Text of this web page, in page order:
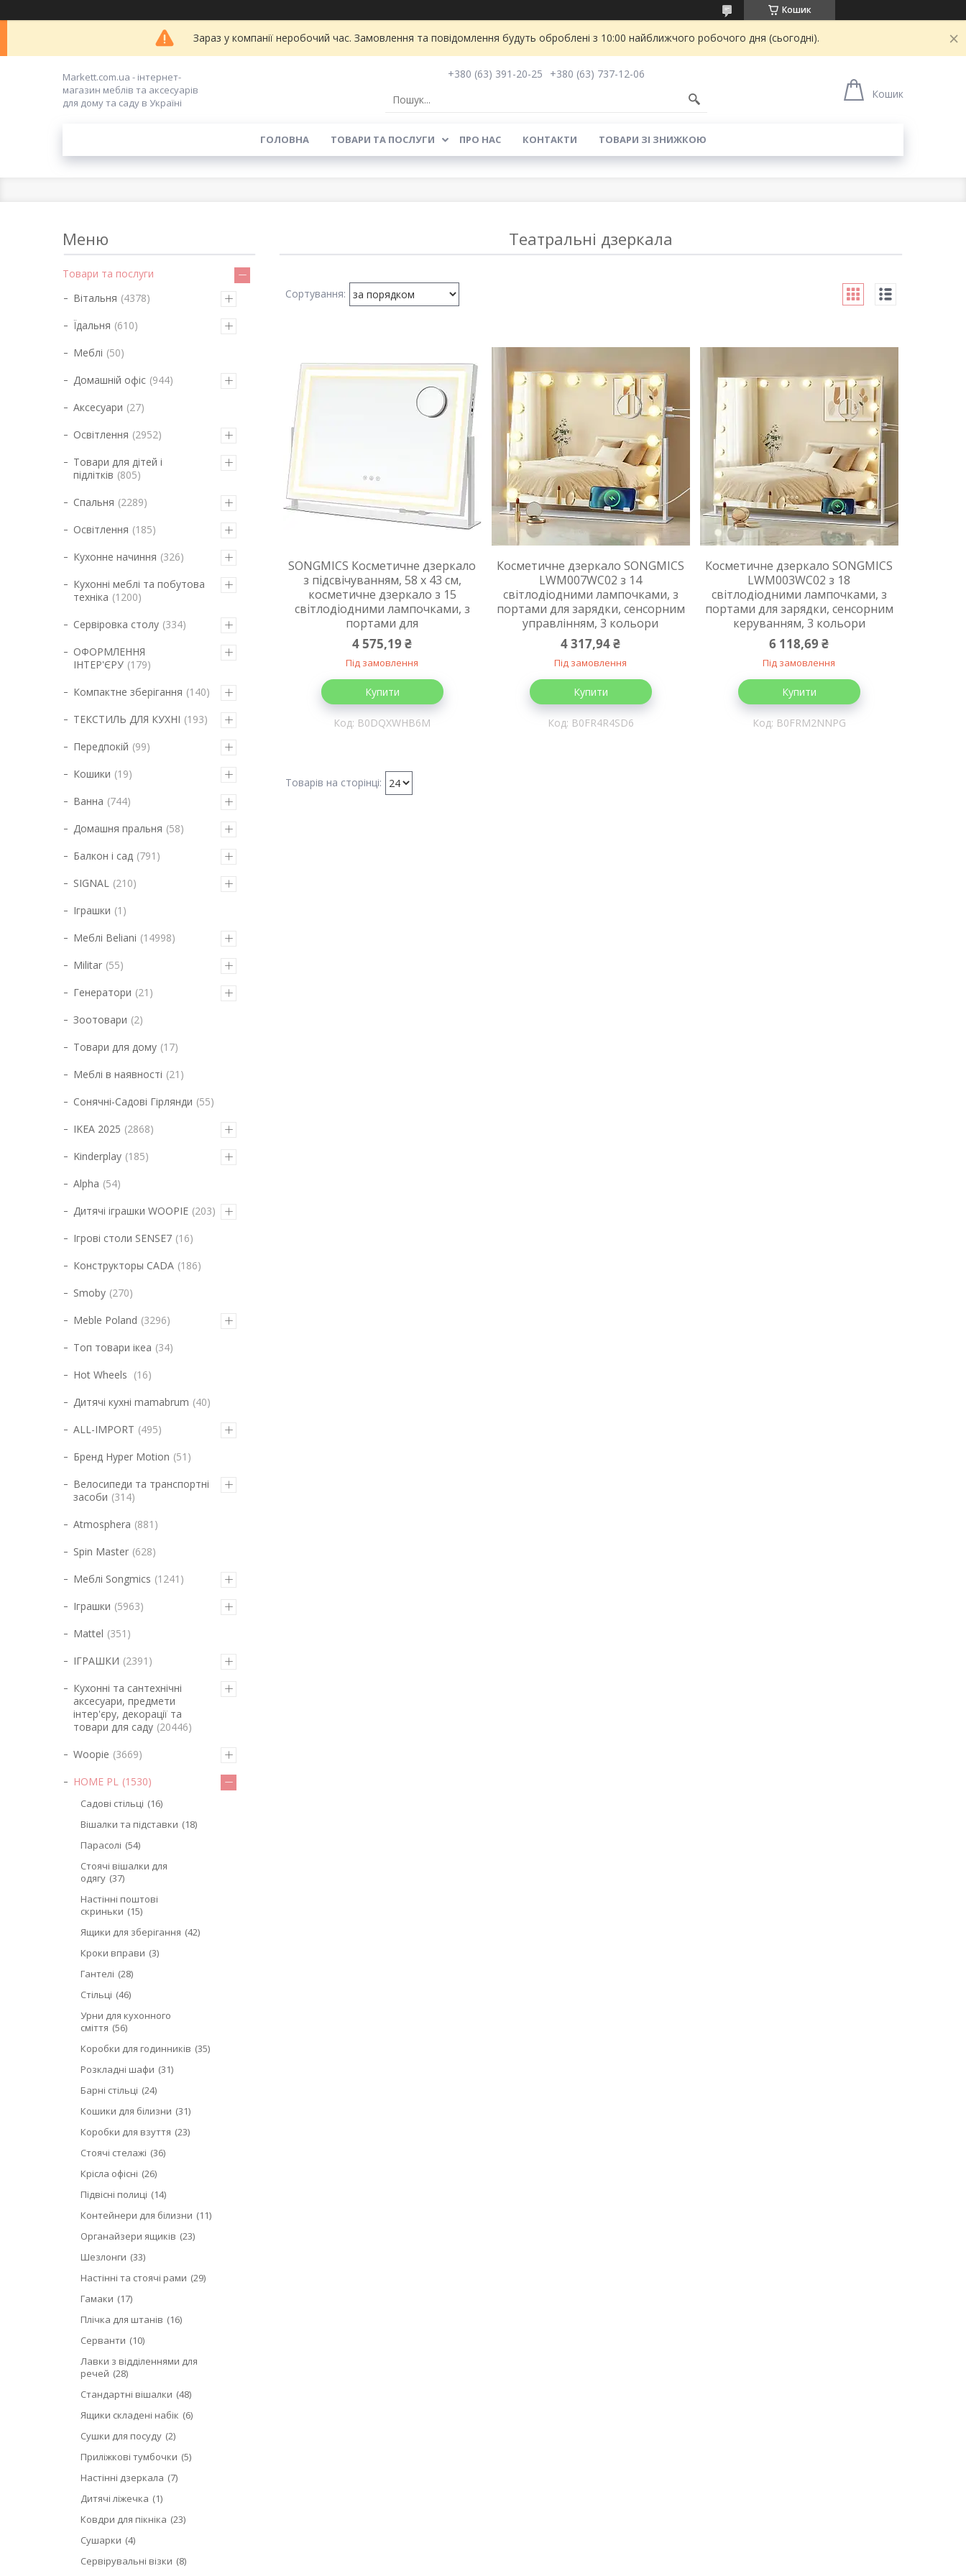
Кошик
Зараз у компанії неробочий час. Замовлення та повідомлення будуть оброблені з 10:00 найближчого робочого дня (сьогодні).
Markett.com.ua - інтернет-
магазин меблів та аксесуарів
для дому та саду в Україні
+380 (63) 391-20-25
+380 (63) 737-12-06
Кошик
ГОЛОВНА ТОВАРИ ТА ПОСЛУГИ ПРО НАС КОНТАКТИ ТОВАРИ ЗІ ЗНИЖКОЮ
Театральні дзеркала
SONGMICS Косметичне дзеркало
з підсвічуванням, 58 х 43 см,
косметичне дзеркало з 15
світлодіодними лампочками, з
портами для
4 575,19 ₴
Під замовлення
Купити
B0DQXWHB6M
Косметичне дзеркало SONGMICS
LWM007WC02 з 14
світлодіодними лампочками, з
портами для зарядки, сенсорним
управлінням, 3 кольори
4 317,94 ₴
Під замовлення
Купити
B0FR4R4SD6
Косметичне дзеркало SONGMICS
LWM003WC02 з 18
світлодіодними лампочками, з
портами для зарядки, сенсорним
керуванням, 3 кольори
6 118,69 ₴
Під замовлення
Купити
B0FRM2NNPG
Товари та послуги
Вітальня 4378
Їдальня 610
Меблі 50
Домашній офіс 944
Аксесуари 27
Освітлення 2952
Товари для дітей і
підлітків 805
Спальня 2289
Освітлення 185
Кухонне начиння 326
Кухонні меблі та побутова
техніка 1200
Сервіровка столу 334
ОФОРМЛЕННЯ
ІНТЕР'ЄРУ 179
Компактне зберігання 140
ТЕКСТИЛЬ ДЛЯ КУХНІ 193
Передпокій 99
Кошики 19
Ванна 744
Домашня пральня 58
Балкон і сад 791
SIGNAL 210
Іграшки 1
Меблі Beliani 14998
Militar 55
Генератори 21
Зоотовари 2
Товари для дому 17
Меблі в наявності 21
Сонячні-Садові Гірлянди 55
IKEA 2025 2868
Kinderplay 185
Alpha 54
Дитячі іграшки WOOPIE 203
Ігрові столи SENSE7 16
Конструкторы CADA 186
Smoby 270
Meble Poland 3296
Топ товари ікеа 34
Hot Wheels
16
Дитячі кухні mamabrum 40
ALL-IMPORT 495
Бренд Hyper Motion 51
Велосипеди та транспортні
засоби 314
Atmosphera 881
Spin Master 628
Меблі Songmics 1241
Іграшки 5963
Mattel 351
ІГРАШКИ 2391
Кухонні та сантехнічні
аксесуари, предмети
інтер'єру, декорації та
товари для саду 20446
Woopie 3669
HOME PL 1530
Садові стільці
16
Вішалки та підставки
18
Парасолі 54
Стоячі вішалки для
одягу 37
Настінні поштові
скриньки
15
Ящики для зберігання 42
Кроки вправи 3
Гантелі 28
Стільці 46
Урни для кухонного
сміття 56
Коробки для годинників 35
Розкладні шафи 31
Барні стільці 24
Кошики для білизни 31
Коробки для взуття 23
Стоячі стелажі 36
Крісла офісні 26
Підвісні полиці
14
Контейнери для білизни
11
Органайзери ящиків 23
Шезлонги 33
Настінні та стоячі рами 29
Гамаки
17
Плічка для штанів
16
Серванти
10
Лавки з відділеннями для
речей 28
Стандартні вішалки 48
Ящики складені набік
6
Сушки для посуду 2
Приліжкові тумбочки 5
Настінні дзеркала 7
Дитячі ліжечка
1
Ковдри для пікніка 23
Сушарки 4
Сервірувальні візки
8